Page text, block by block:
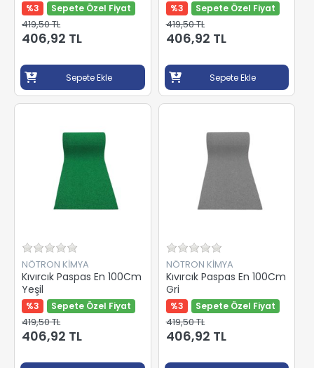
%3 Sepete Özel Fiyat
419,50 TL
406,92 TL
Sepete Ekle
%3 Sepete Özel Fiyat
419,50 TL
406,92 TL
Sepete Ekle
NÖTRON KİMYA
Kıvırcık Paspas En 100Cm
Yeşil
%3 Sepete Özel Fiyat
419,50 TL
406,92 TL
NÖTRON KİMYA
Kıvırcık Paspas En 100Cm
Gri
%3 Sepete Özel Fiyat
419,50 TL
406,92 TL